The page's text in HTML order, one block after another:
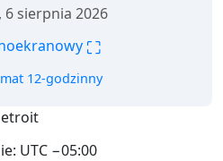
sierpnia 2026
⛶
12-godzinny
UTC −05:00